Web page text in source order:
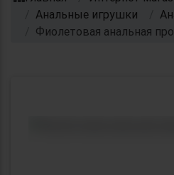
Анальные игрушки
Фиолетовая анальная